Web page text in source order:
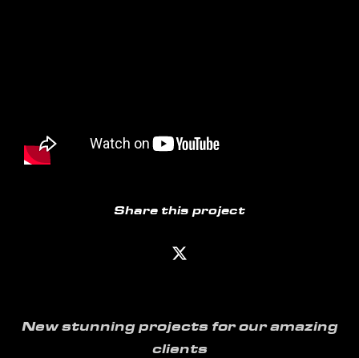
Share this project
New stunning projects for our amazing
clients